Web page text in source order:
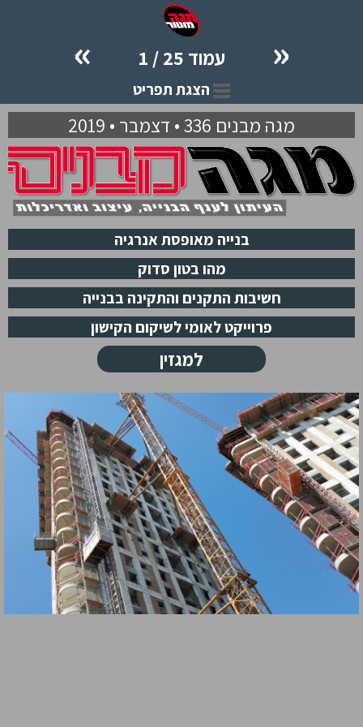
« עמוד 25 / 1 »
הצגת תפריט
מגה מבנים 336 • דצמבר • 2019
בנייה מאופסת אנרגיה
מהו בטון סדוק
חשיבות התקנים והתקינה בבנייה
פרוייקט לאומי לשיקום הקישון
למגזין